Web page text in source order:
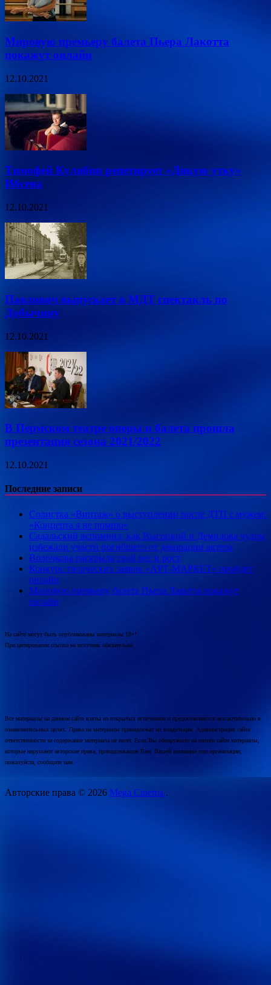
Мировую премьеру балета Пьера Лакотта
покажут онлайн
12.10.2021
Тимофей Кулябин репетирует «Дикую утку»
Ибсена
12.10.2021
Павлович выпускает в МДТ спектакль по
Добычину
12.10.2021
В Пермском театре оперы и балета прошла
презентация сезона 2021/2022
12.10.2021
Последние записи
Солистка «Винтаж» о выступлении после ДТП с мужем:
«Концерта я не помню»
Садальский вспомнил, как Высоцкий и Демидова чудом
избежали участи погибшего от декорации актера
Волочкова раскрыла свой вес и рост
Конкурс творческих заявок «АРТ-МАРКЕТ» пройдёт
онлайн
Мировую премьеру балета Пьера Лакотта покажут
онлайн
На сайте могут быть опубликованы материалы 18+!
При цитировании ссылка на источник обязательна.
Все материалы на данном сайте взяты из открытых источников и предоставляются исключительно в
ознакомительных целях. Права на материалы принадлежат их владельцам. Администрация сайта
ответственности за содержание материала не несет. Если Вы обнаружили на нашем сайте материалы,
которые нарушают авторские права, принадлежащие Вам, Вашей компании или организации,
пожалуйста, сообщите нам.
Авторские права © 2026 Mega Cinema..